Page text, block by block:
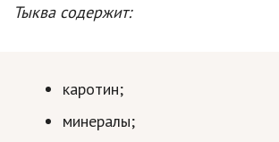
Культура и общество
Бизнес
Хобби и развлечения
Тыква содержит:
каротин;
минералы;